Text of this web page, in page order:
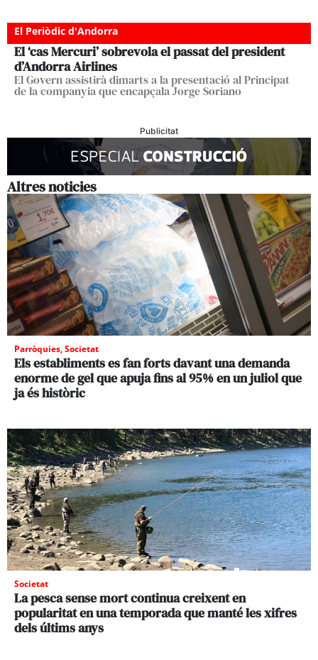
El Periòdic d'Andorra
El ‘cas Mercuri’ sobrevola el passat del president
d’Andorra Airlines
El Govern assistirà dimarts a la presentació al Principat
de la companyia que encapçala Jorge Soriano
Publicitat
Altres noticies
Parròquies,Societat
Els establiments es fan forts davant una demanda
enorme de gel que apuja fins al 95% en un juliol que
ja és històric
Societat
La pesca sense mort continua creixent en
popularitat en una temporada que manté les xifres
dels últims anys